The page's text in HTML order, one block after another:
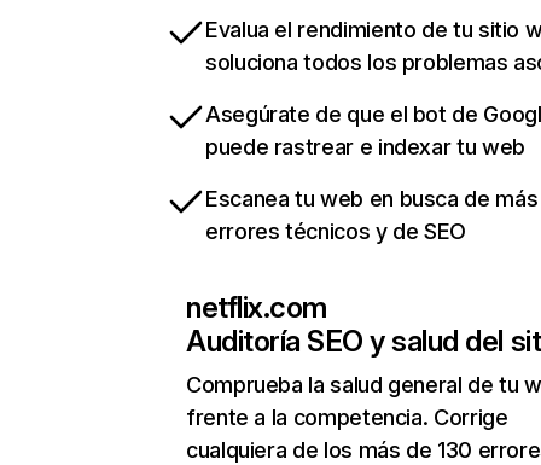
Evalua el rendimiento de tu sitio
soluciona todos los problemas
Asegúrate de que el bot de
puede rastrear e indexar tu web
Escanea tu web en busca de
errores técnicos y de SEO
netflix.com
Auditoría SEO y salud del
Comprueba la salud general de tu
frente a la competencia. Corrige
cualquiera de los más de 130